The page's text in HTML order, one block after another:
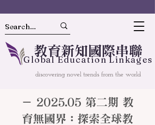
教育新知國 際串聯
GlobalEducation Linkages
discovering novel trends from the world
－ 2025.05 第二期 教
育無國界：探索全球教